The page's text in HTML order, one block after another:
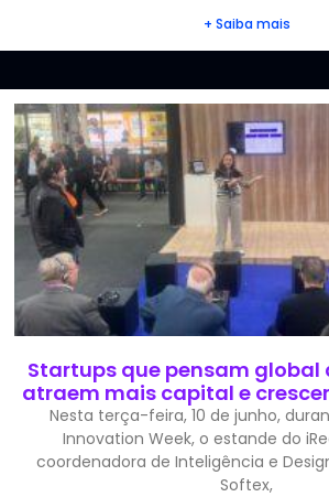
+ Saiba mais
Startups que pensam global
atraem mais capital e
Nesta terça-feira, 10 de junho,
Innovation Week, o estande do
coordenadora de Inteligência e
Softex,